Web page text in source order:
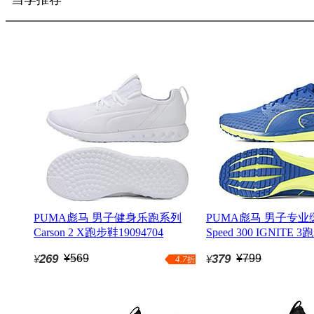
PUMA彪马 男子健身乐跑系列
Carson 2 X跑步鞋19094704
¥269 ¥569 4.7折
PUMA彪马 男子专业
Speed 300 IGNITE 3
¥379 ¥799